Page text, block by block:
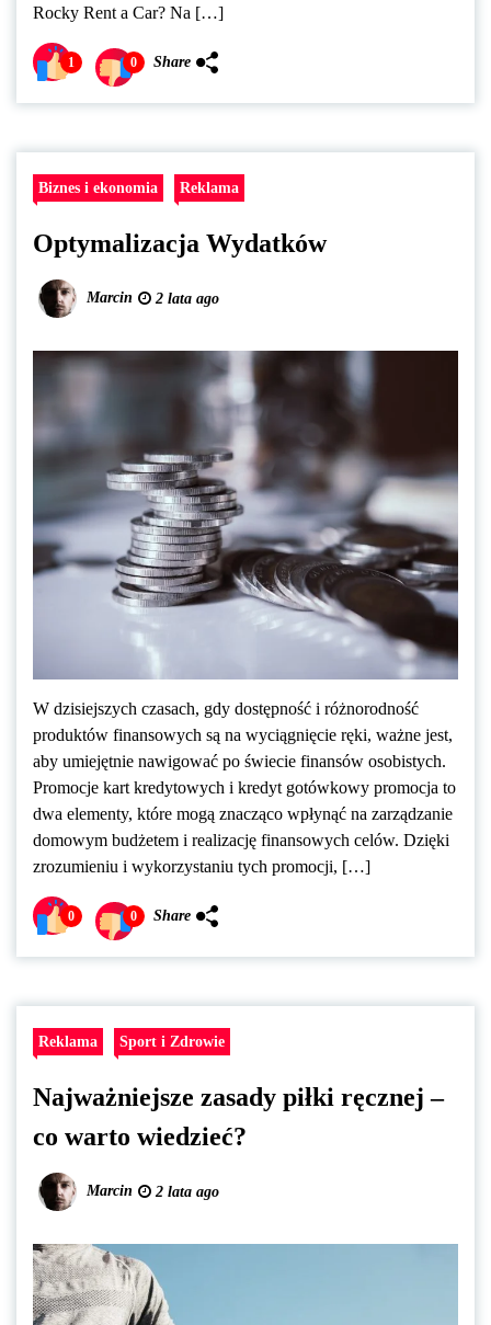
Rocky Rent a Car? Na […]
1 0 Share
Biznes i ekonomia Reklama
Optymalizacja Wydatków
Marcin 2 lata ago
W dzisiejszych czasach, gdy dostępność i różnorodność
produktów finansowych są na wyciągnięcie ręki, ważne jest,
aby umiejętnie nawigować po świecie finansów osobistych.
Promocje kart kredytowych i kredyt gotówkowy promocja to
dwa elementy, które mogą znacząco wpłynąć na zarządzanie
domowym budżetem i realizację finansowych celów. Dzięki
zrozumieniu i wykorzystaniu tych promocji, […]
0 0 Share
Reklama Sport i Zdrowie
Najważniejsze zasady piłki ręcznej –
co warto wiedzieć?
Marcin 2 lata ago